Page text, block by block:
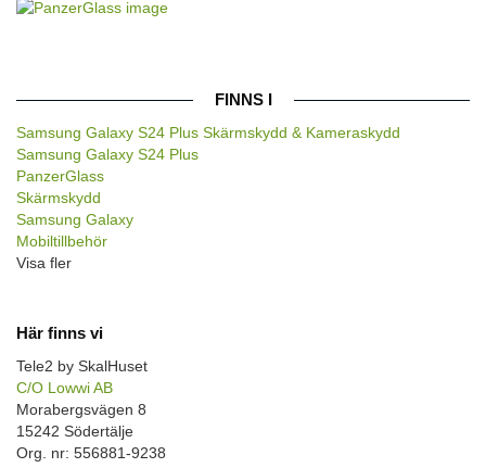
FINNS I
Samsung Galaxy S24 Plus Skärmskydd & Kameraskydd
Samsung Galaxy S24 Plus
PanzerGlass
Skärmskydd
Samsung Galaxy
Mobiltillbehör
Visa fler
Här finns vi
Tele2 by SkalHuset
C/O Lowwi AB
Morabergsvägen 8
15242 Södertälje
Org. nr: 556881-9238